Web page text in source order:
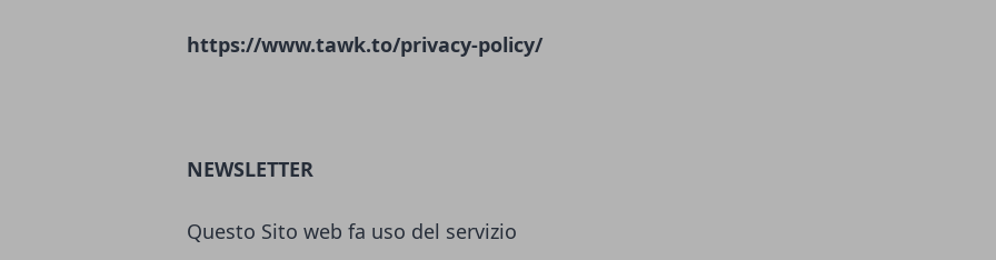
https://www.tawk.to/privacy-policy/
NEWSLETTER
Questo Sito web fa uso del servizio